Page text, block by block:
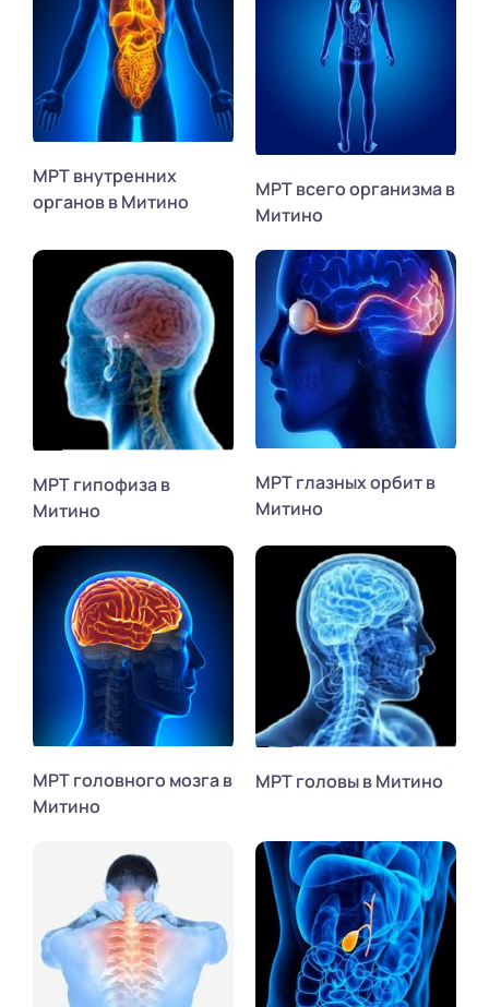
МРТ внутренних
органов в Митино
МРТ всего организма в
Митино
МРТ гипофиза в
Митино
МРТ глазных орбит в
Митино
МРТ головного мозга в
Митино
МРТ головы в Митино